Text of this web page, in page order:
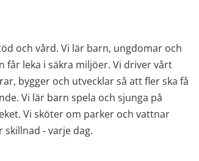
och vård. Vi lär barn, ungdomar och
leka i säkra miljöer. Vi driver vårt
bygger och utvecklar så att fler ska få
Vi lär barn spela och sjunga på
Vi sköter om parker och vattnar
- varje dag.